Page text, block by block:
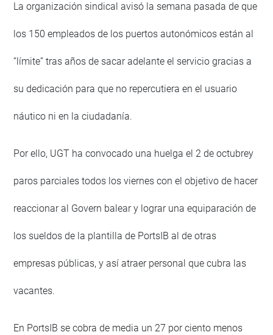
La organización sindical avisó la semana pasada de que
los 150 empleados de los puertos autonómicos están al
“límite” tras años de sacar adelante el servicio gracias a
su dedicación para que no repercutiera en el usuario
náutico ni en la ciudadanía.
Por ello, UGT ha convocado una huelga el 2 de octubrey
paros parciales todos los viernes con el objetivo de hacer
reaccionar al Govern balear y lograr una equiparación de
los sueldos de la plantilla de PortsIB al de otras
empresas públicas, y así atraer personal que cubra las
vacantes.
En PortsIB se cobra de media un 27 por ciento menos